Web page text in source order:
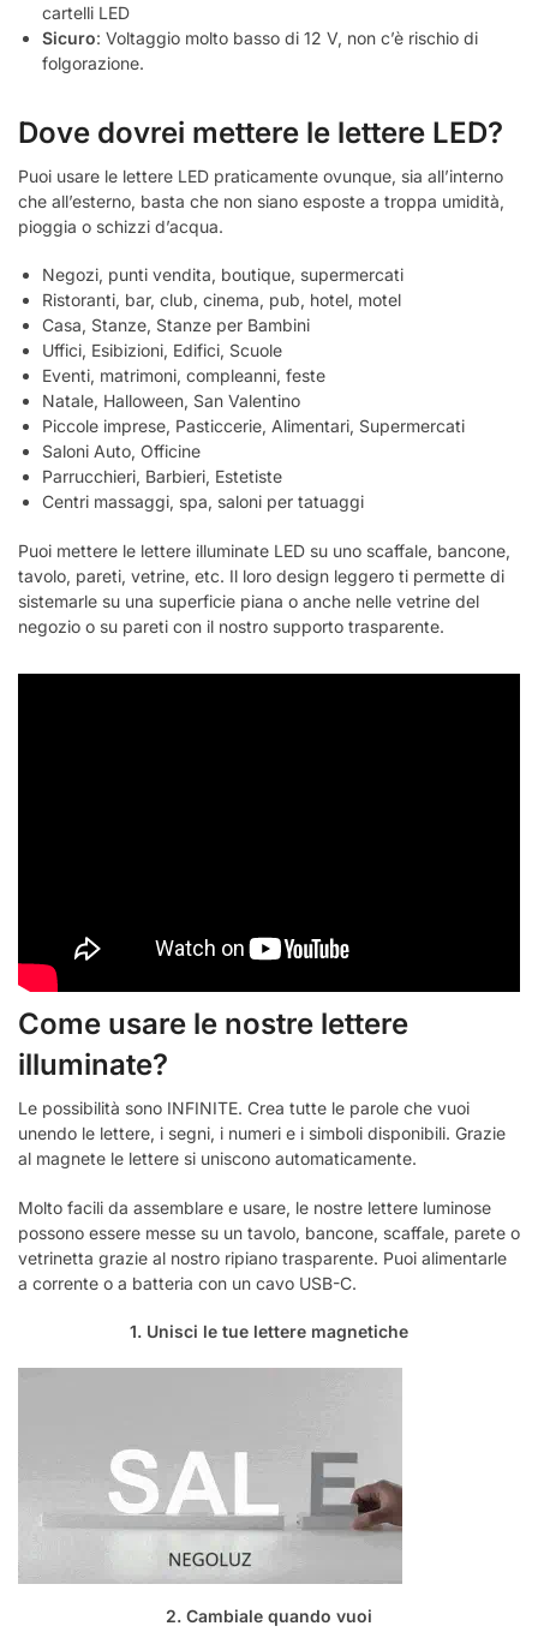
cartelli LED
Sicuro: Voltaggio molto basso di 12 V, non c’è rischio di
folgorazione.
Dove dovrei mettere le lettere LED?
Puoi usare le lettere LED praticamente ovunque, sia all’interno
che all’esterno, basta che non siano esposte a troppa umidità,
pioggia o schizzi d’acqua.
Negozi, punti vendita, boutique, supermercati
Ristoranti, bar, club, cinema, pub, hotel, motel
Casa, Stanze, Stanze per Bambini
Uffici, Esibizioni, Edifici, Scuole
Eventi, matrimoni, compleanni, feste
Natale, Halloween, San Valentino
Piccole imprese, Pasticcerie, Alimentari, Supermercati
Saloni Auto, Officine
Parrucchieri, Barbieri, Estetiste
Centri massaggi, spa, saloni per tatuaggi
Puoi mettere le lettere illuminate LED su uno scaffale, bancone,
tavolo, pareti, vetrine, etc. Il loro design leggero ti permette di
sistemarle su una superficie piana o anche nelle vetrine del
negozio o su pareti con il nostro supporto trasparente.
Come usare le nostre lettere
illuminate?
Le possibilità sono INFINITE. Crea tutte le parole che vuoi
unendo le lettere, i segni, i numeri e i simboli disponibili. Grazie
al magnete le lettere si uniscono automaticamente.
Molto facili da assemblare e usare, le nostre lettere luminose
possono essere messe su un tavolo, bancone, scaffale, parete o
vetrinetta grazie al nostro ripiano trasparente. Puoi alimentarle
a corrente o a batteria con un cavo USB-C.
1. Unisci le tue lettere magnetiche
2. Cambiale quando vuoi